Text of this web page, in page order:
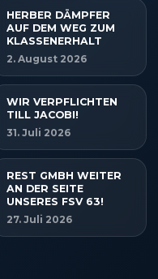
HERBER DÄMPFER
AUF DEM WEG ZUM
KLASSENERHALT
2. August 2026
WIR VERPFLICHTEN
TILL JACOBI!
31. Juli 2026
REST GMBH WEITER
AN DER SEITE
UNSERES FSV 63!
27. Juli 2026